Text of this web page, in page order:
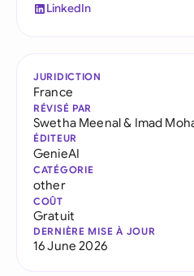
LinkedIn
JURIDICTION
France
RÉVISÉ PAR
Swetha Meenal& Imad
ÉDITEUR
GenieAI
CATÉGORIE
other
COÛT
Gratuit
DERNIÈRE MISE À JOUR
16 June 2026